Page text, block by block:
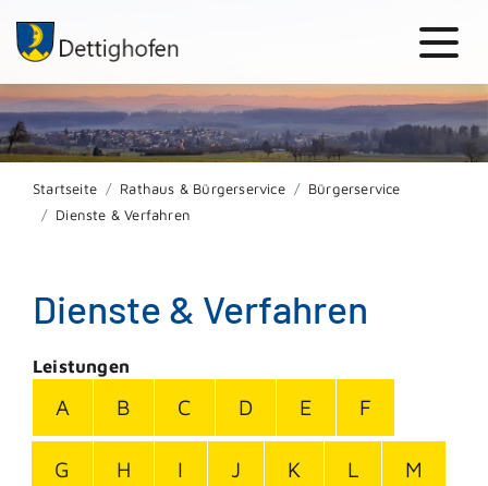
Startseite Rathaus & Bürgerservice
Bürgerservice
Dienste & Verfahren
Dienste & Verfahren
Leistungen
A B C D E F
G H I J K L M